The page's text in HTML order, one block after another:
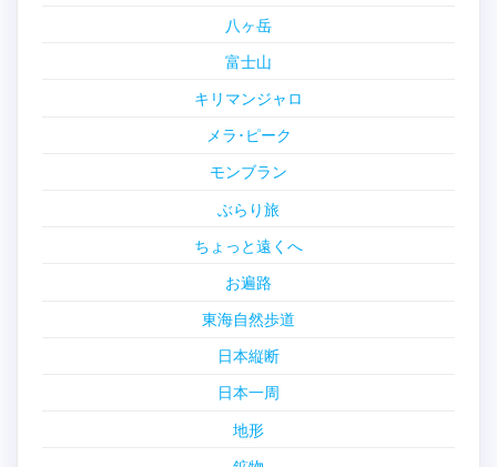
八ヶ岳
富士山
キリマンジャロ
メラ･ピーク
モンブラン
ぶらり旅
ちょっと遠くへ
お遍路
東海自然歩道
日本縦断
日本一周
地形